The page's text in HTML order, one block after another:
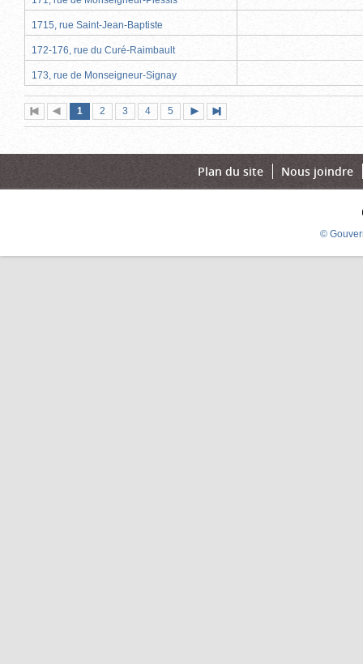
1715, rue Saint-Jean-Baptiste
172-176, rue du Curé-Raimbault
173, rue de Monseigneur-Signay
Première
page
Page
précédente
Page
1 (page
actuelle)
Page
2 Page
3 Page
4 Page
5
suivante
page
Plan du site Nous joindre
©